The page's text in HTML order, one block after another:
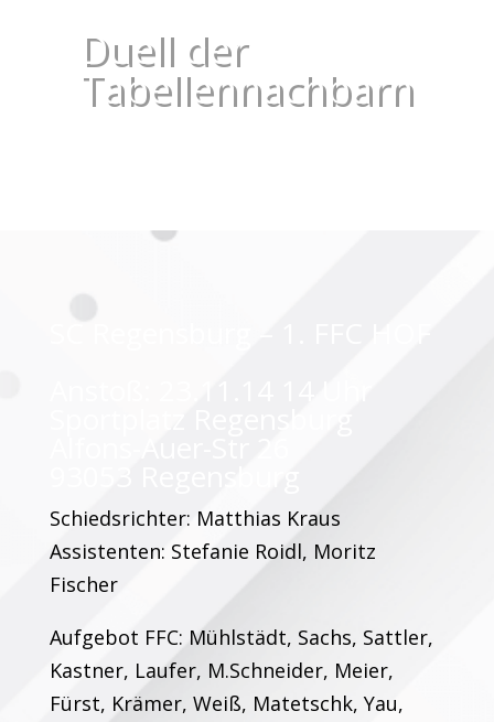
Duell der
Tabellennachbarn
SC Regensburg – 1. FFC HOF
Schiedsrichter: Matthias Kraus
Assistenten: Stefanie Roidl, Moritz
Fischer
Aufgebot FFC: Mühlstädt, Sachs, Sattler,
Kastner, Laufer, M.Schneider, Meier,
Fürst, Krämer, Weiß, Matetschk, Yau,